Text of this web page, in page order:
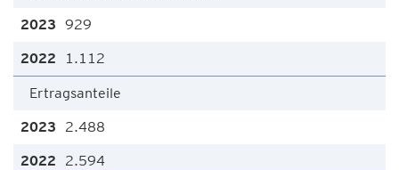
929
1.112
Ertragsanteile
2.488
2.594